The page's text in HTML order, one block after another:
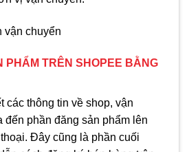
PHẨM TRÊN SHOPEE BẰNG
các thông tin về shop, vận
đến phần đăng sản phẩm lên
Đây cũng là phần cuối